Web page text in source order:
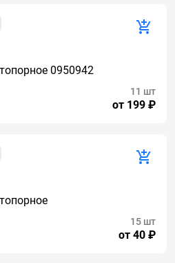
0950942
от 199 ₽
11 шт
от 40 ₽
15 шт